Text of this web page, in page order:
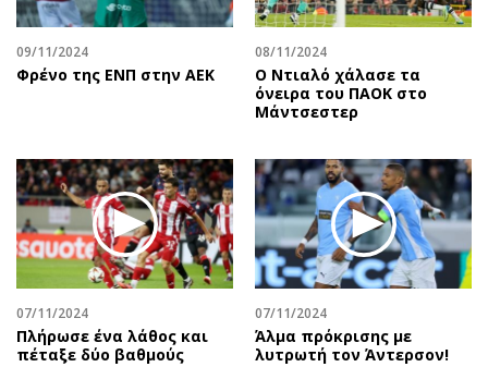
09/11/2024
Φρένο της ΕΝΠ στην ΑΕΚ
08/11/2024
Ο Ντιαλό χάλασε τα
όνειρα του ΠΑΟΚ στο
Μάντσεστερ
07/11/2024
Πλήρωσε ένα λάθος και
πέταξε δύο βαθμούς
07/11/2024
Άλμα πρόκρισης με
λυτρωτή τον Άντερσον!